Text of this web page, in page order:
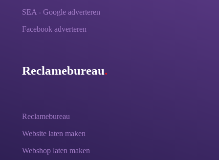
SEA - Google adverteren
Facebook adverteren
Reclamebureau.
Reclamebureau
Website laten maken
Webshop laten maken